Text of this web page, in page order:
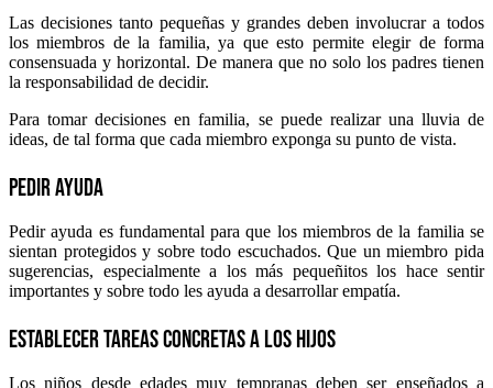
Las decisiones tanto pequeñas y grandes deben involucrar a todos
los miembros de la familia, ya que esto permite elegir de forma
consensuada y horizontal. De manera que no solo los padres tienen
la responsabilidad de decidir.
Para tomar decisiones en familia, se puede realizar una lluvia de
ideas, de tal forma que cada miembro exponga su punto de vista.
Pedir ayuda
Pedir ayuda es fundamental para que los miembros de la familia se
sientan protegidos y sobre todo escuchados. Que un miembro pida
sugerencias, especialmente a los más pequeñitos los hace sentir
importantes y sobre todo les ayuda a desarrollar empatía.
Establecer tareas concretas a los hijos
Los niños desde edades muy tempranas deben ser enseñados a